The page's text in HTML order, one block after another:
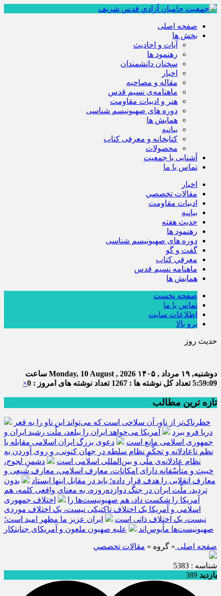
صفحه اصلی
بخش ها
آیات و احادیث
رهنمود ها
سخنان دانشمندان
اخبار
مقاله و مصاحبه
ماهنامه‌ی نسیم قدس
هنر و ادبیات مقاومت
دوره های صهیونیسم شناسی
همايش ها
بيانيه
کتابخانه و معرفی کتاب
محصولات
آشنایی با جمعیت
تماس با ما
اخبار
مقالات تخصصي
ادبيات مقاومت
بيانيه
حديث هفته
رهنمود ها
دوره های صهیونیسم شناسی
گفت و گو
معرفي كتاب
ماهنامه نسيم قدس
همايش ها
صفحه نخست
تماس با ما
اطلاعات سایت
برو بالا
حدیث روز
دوشنبه, ۱۹ مرداد , ۱۴۰۵ Monday, 10 August , 2026 ساعت
5:59:09تعداد کل نوشته ها : 1267 تعداد نوشته های امروز : 0 ×
تازه ترین مطالب
خطرناک‌تر از ناو، آن سلاحی است که می‌تواند این ناو را به قعر
دریا فرو ببرد
آمریکا می‌خواهد ایران را ببلعد، ملّت رشید ایران و
جمهوری اسلامی مانع است
دعوی بزرگ ایران اسلامی مقابله با
نظم ناعادلانه و تحکّم نظام سلطه در جهان کنونی، و روی آوردن به
نظام عادلانه‌ی ملّی و بین‌المللی اسلامی است
دشمنِ لجوج،
خبیث و متأسّفانه دارای امکانات، معارف اسلامی، معارف شیعی و
معارف انقلابی را هدف قرار داده؛ باید در مقابل اینها ایستاد
بدون
تردید، ملّت ایران در جنگ دوازده‌روزه، به معنای واقعی کلمه، هم
آمریکا را شکست داد، هم صهیونیست‌ها را
اختلاف جمهوری
اسلامی و آمریکا یک اختلاف تاکتیکی نیست، یک اختلاف موردی
نیست، یک اختلاف ذاتی است
ایران عزیز ما مظهر امید است؛
صهیونیست‌ها مأیوس‌اند
علیه صهیون ملعون و آمریکای جنایتکار
صفحه اصلی » گروه » مقالات تخصصي
شناسه : 5383
بازدید 389